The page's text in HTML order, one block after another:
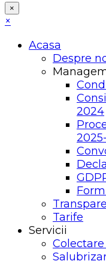
×
×
Acasa
Despre
2024
Tarife
Servicii